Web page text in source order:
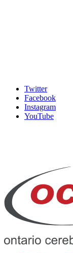
Twitter
Facebook
Instagram
YouTube